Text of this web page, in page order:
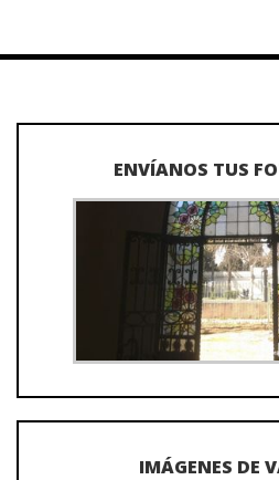
ENVÍANOS TUS
IMÁGENES DE